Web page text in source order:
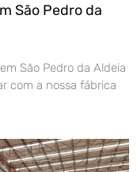
São Pedro da
São Pedro da Aldeia
com a nossa fábrica